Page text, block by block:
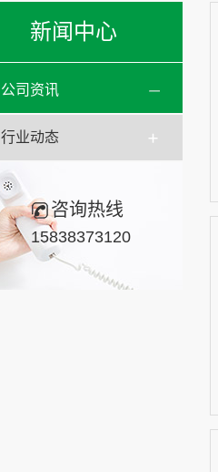
新闻中心
公司资讯
行业动态
咨询热线
15838373120